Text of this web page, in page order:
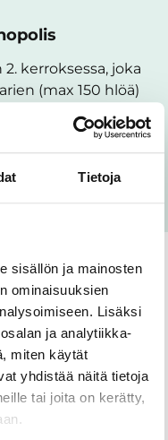
Tietoja
sisällön ja mainosten
ominaisuuksien
Lisäksi
ja analytiikka-
miten käytät
yhdistää näitä tietoja
tai joita on kerätty,
kerroksessa, joka
(max 150 hlöä)
edessä puhuj…